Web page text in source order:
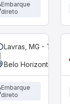
Embarque
direto
Lavras, MG -
Embarque
direto